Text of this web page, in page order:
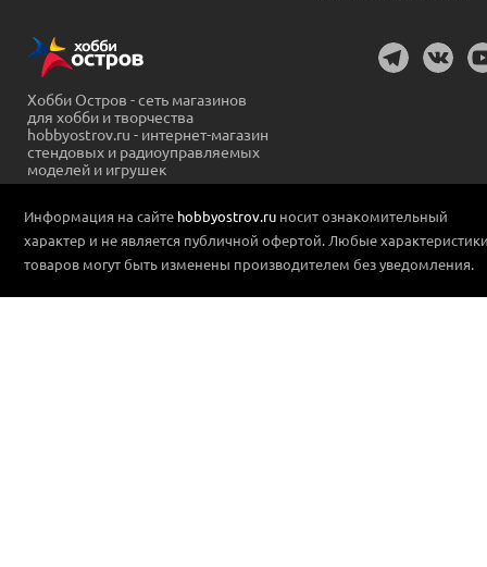
Хобби Остров - сеть магазинов
для хобби и творчества
hobbyostrov.ru - интернет-магазин
стендовых и радиоуправляемых
моделей и игрушек
Информация на сайте hobbyostrov.ru носит ознакомительный
характер и не является публичной офертой. Любые
товаров могут быть изменены производителем без уведомления.